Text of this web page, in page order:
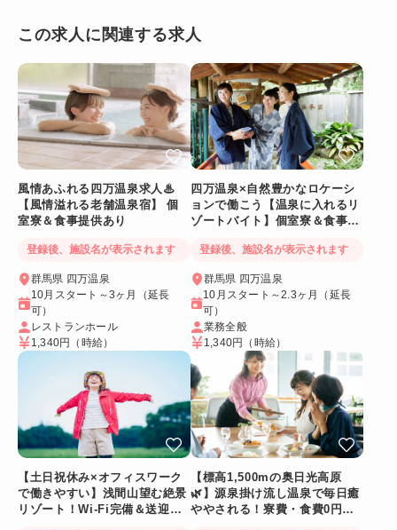
この求人に関連する求人
風情あふれる四万温泉求人♨
【風情溢れる老舗温泉宿】 個
室寮＆食事提供あり
登録後、施設名が表示されます
群馬県 四万温泉
10月スタート～3ヶ月（延長
可）
レストランホール
1,340円
（時給）
四万温泉×自然豊かなロケーシ
ョンで働こう【温泉に入れるリ
ゾートバイト】個室寮＆食事提
登録後、施設名が表示されます
群馬県 四万温泉
10月スタート～2.3ヶ月（延長
可）
業務全般
1,340円
（時給）
【土日祝休み×オフィスワーク
で働きやすい】浅間山望む絶景
リゾート！Wi-Fi完備＆送迎バ
【標高1,500mの奥日光高原
🌿】源泉掛け流し温泉で毎日癒
ややされる！寮費・食費0円！